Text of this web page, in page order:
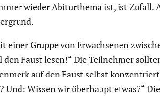
wieder Abitur­thema ist, ist
einer Gruppe von Erwach­senen
Faust lesen!“ Die Teilnehmer
auf den Faust selbst
Und: Wissen wir überhaupt etwas?“